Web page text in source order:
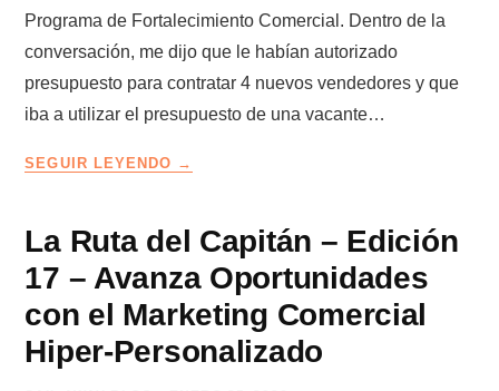
Programa de Fortalecimiento Comercial. Dentro de la
conversación, me dijo que le habían autorizado
presupuesto para contratar 4 nuevos vendedores y que
iba a utilizar el presupuesto de una vacante…
SEGUIR LEYENDO
CON
UNA
VACANTE
DE
VENDEDOR
La Ruta del Capitán – Edición
17 – Avanza Oportunidades
con el Marketing Comercial
Hiper-Personalizado